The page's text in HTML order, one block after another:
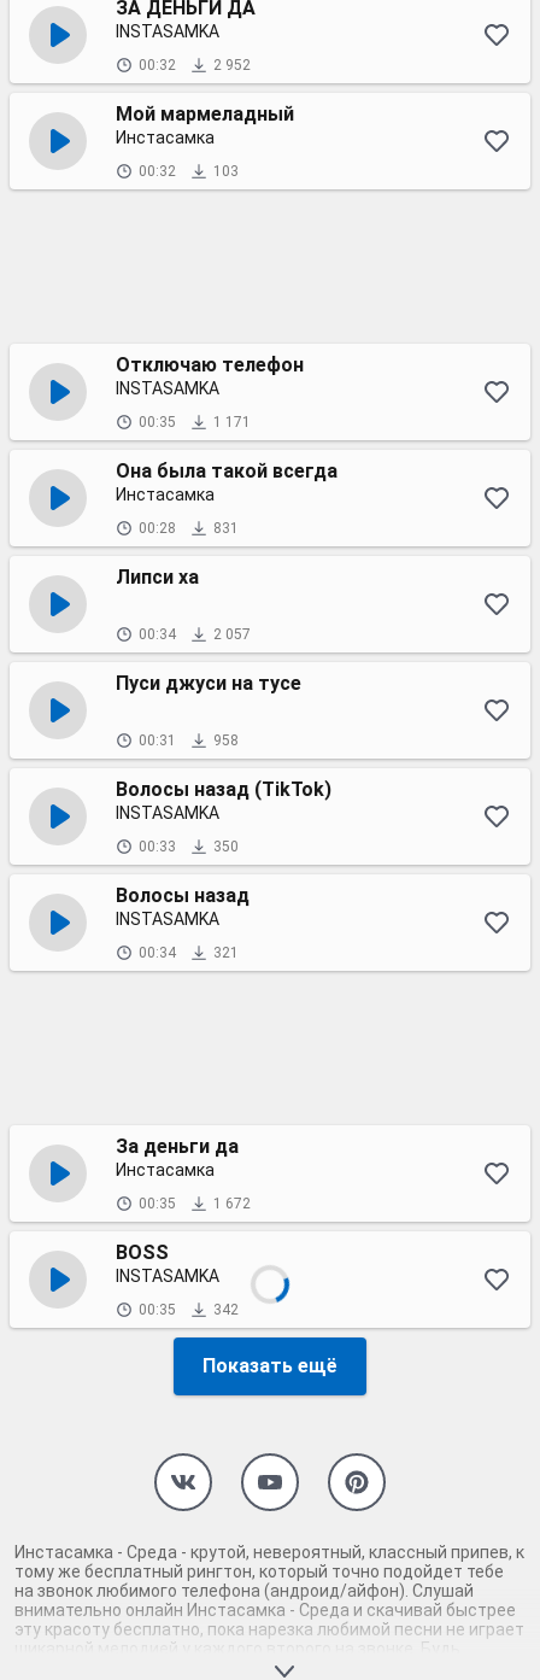
ЗА ДЕНЬГИ ДА
INSTASAMKA
00:32 2 952
Мой мармеладный
Инстасамка
00:32 103
Отключаю телефон
INSTASAMKA
00:35 1 171
Она была такой всегда
Инстасамка
00:28 831
Липси ха
00:34 2 057
Пуси джуси на тусе
00:31 958
Волосы назад (TikTok)
INSTASAMKA
00:33 350
Волосы назад
INSTASAMKA
00:34 321
За деньги да
Инстасамка
00:35 1 672
BOSS
INSTASAMKA
00:35 342
Показать ещё
Инстасамка - Среда - крутой, невероятный, классный припев, к
тому же бесплатный рингтон, который точно подойдет тебе
на звонок любимого телефона (андроид/айфон). Слушай
внимательно онлайн Инстасамка - Среда и скачивай быстрее
эту красоту бесплатно, пока нарезка любимой песни не играет
шикарной мелодией у каждого второго на звонке. Будь
первым, кто скачает бесплатно сей шедевр музыки и оценит